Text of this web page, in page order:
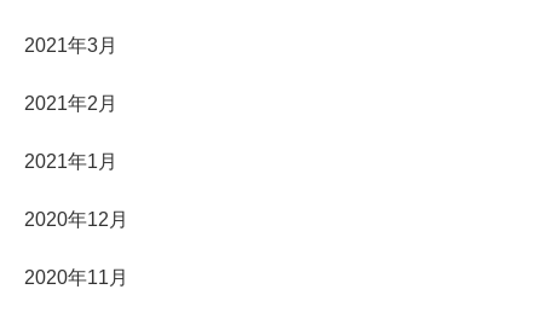
2021年3月
2021年2月
2021年1月
2020年12月
2020年11月